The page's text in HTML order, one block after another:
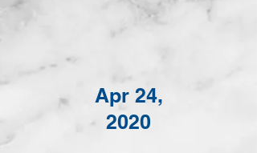
M
G
Apr 24,
2020